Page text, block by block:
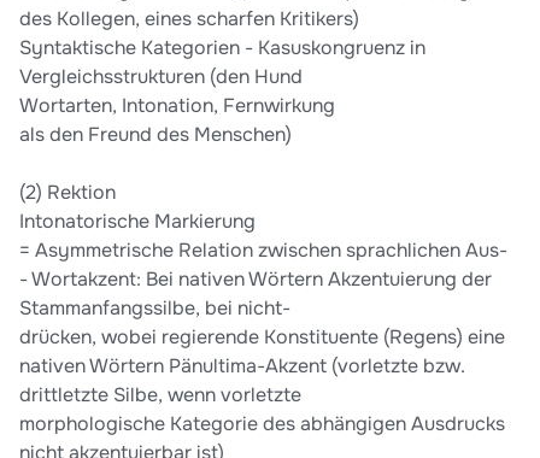
des Kollegen, eines scharfen Kritikers)
Syntaktische Kategorien - Kasuskongruenz in
Vergleichsstrukturen (den Hund
Wortarten, Intonation, Fernwirkung
als den Freund des Menschen)
(2) Rektion
Intonatorische Markierung
= Asymmetrische Relation zwischen sprachlichen Aus-
- Wortakzent: Bei nativen Wörtern Akzentuierung der
Stammanfangssilbe, bei nicht-
drücken, wobei regierende Konstituente (Regens) eine
nativen Wörtern Pänultima-Akzent (vorletzte bzw.
drittletzte Silbe, wenn vorletzte
morphologische Kategorie des abhängigen Ausdrucks
nicht akzentuierbar ist)